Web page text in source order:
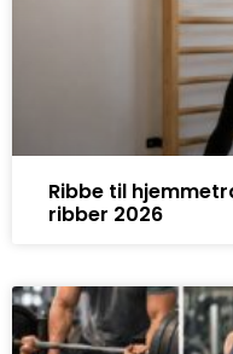
Ribbe til
ribber 2026